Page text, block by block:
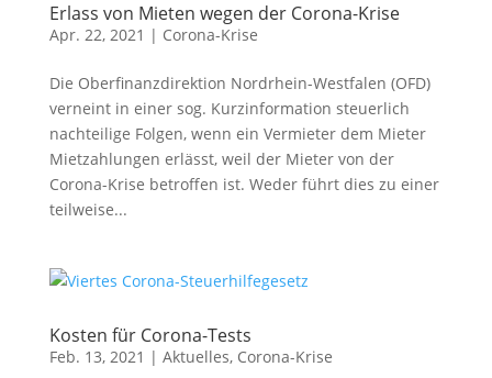
Erlass von Mieten wegen der Corona-Krise
Apr. 22, 2021 | Corona-Krise
Die Oberfinanzdirektion Nordrhein-Westfalen (OFD)
verneint in einer sog. Kurzinformation steuerlich
nachteilige Folgen, wenn ein Vermieter dem Mieter
Mietzahlungen erlässt, weil der Mieter von der
Corona-Krise betroffen ist. Weder führt dies zu einer
teilweise...
Kosten für Corona-Tests
Feb. 13, 2021 | Aktuelles, Corona-Krise